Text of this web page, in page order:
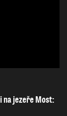
jezeře Most: